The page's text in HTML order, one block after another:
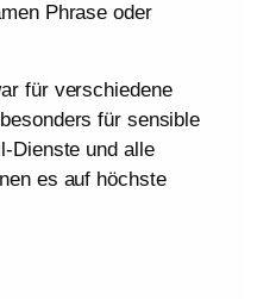
Phrase oder
für verschiedene
für sensible
Dienste und alle
es auf höchste